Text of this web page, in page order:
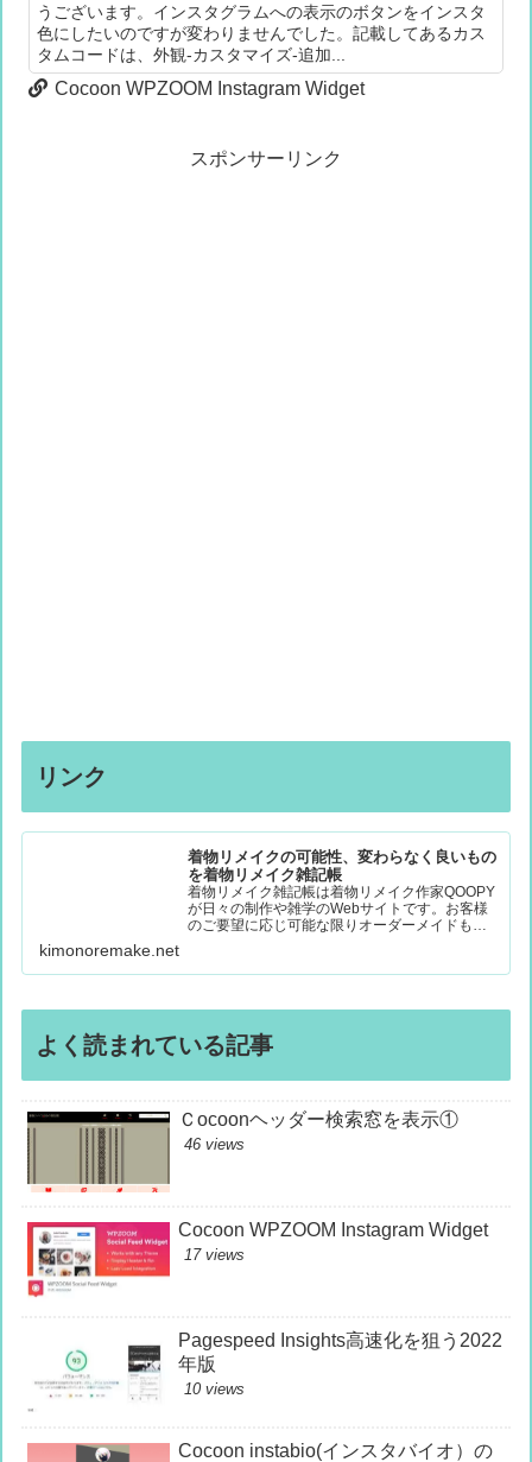
うございます。インスタグラムへの表示のボタンをインスタ
色にしたいのですが変わりませんでした。記載してあるカス
タムコードは、外観-カスタマイズ-追加...
Cocoon WPZOOM Instagram Widget
スポンサーリンク
リンク
着物リメイクの可能性、変わらなく良いもの
を着物リメイク雑記帳
着物リメイク雑記帳は着物リメイク作家QOOPY
が日々の制作や雑学のWebサイトです。お客様
のご要望に応じ可能な限りオーダーメイドも受
お気軽にご相談ください。
kimonoremake.net
よく読まれている記事
Ｃocoonヘッダー検索窓を表示①
46 views
Cocoon WPZOOM Instagram Widget
17 views
Pagespeed Insights高速化を狙う2022
年版
10 views
Cocoon instabio(インスタバイオ）の